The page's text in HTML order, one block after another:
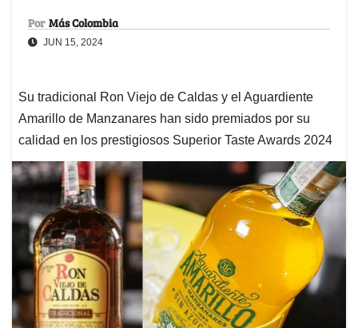
Por Más Colombia
JUN 15, 2024
Su tradicional Ron Viejo de Caldas y el Aguardiente
Amarillo de Manzanares han sido premiados por su
calidad en los prestigiosos Superior Taste Awards 2024